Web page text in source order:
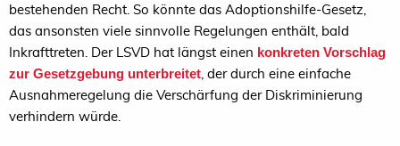
bestehenden Recht. So könnte das Adoptionshilfe-Gesetz,
das ansonsten viele sinnvolle Regelungen enthält, bald
Inkrafttreten. Der LSVD hat längst einen konkreten Vorschlag
zur Gesetzgebung unterbreitet, der durch eine einfache
Ausnahmeregelung die Verschärfung der Diskriminierung
verhindern würde.